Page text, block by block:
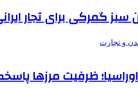
سبز گمرکی برای تجار
و تجارت
اوراسیا؛ ظرفیت مرزها